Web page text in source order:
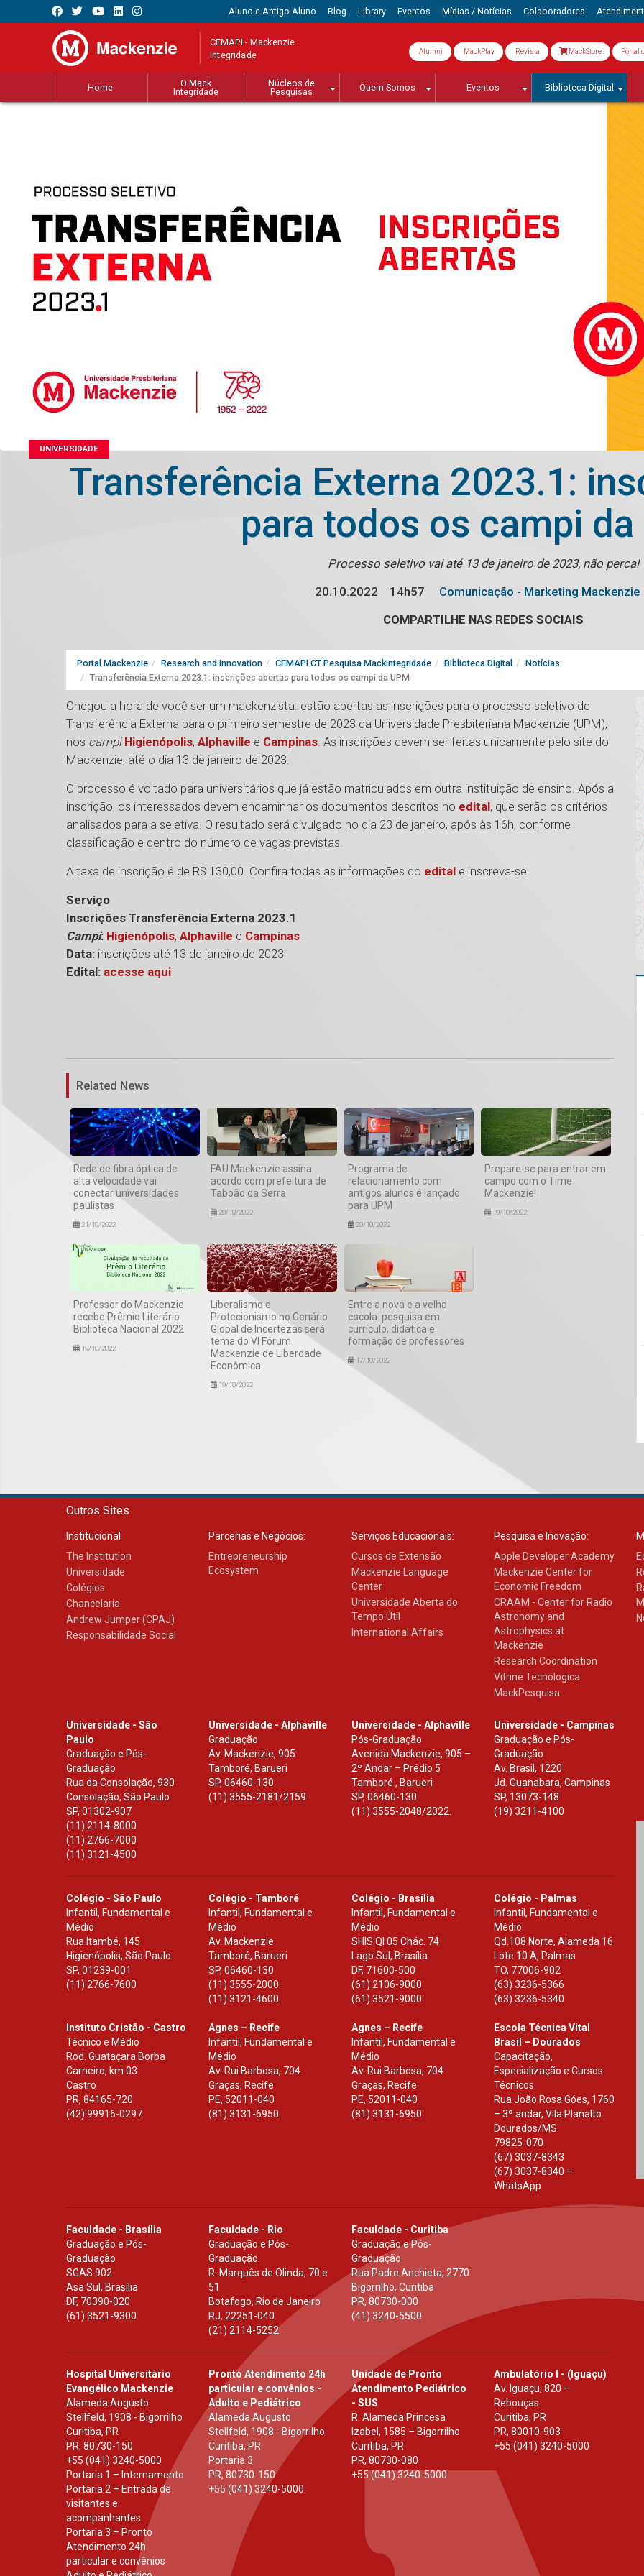
Aluno e Antigo Aluno Blog Library Eventos Mídias / Notícias Colaboradores
CEMAPI - Mackenzie
Integridade Alumni MackPlay Revista MackStore Portal
Home
O Mack
Integridade
Núcleos de
Pesquisas
Quem Somos Eventos Biblioteca Digital
UNIVERSIDADE
Transferência Externa 2023.1:
para todos os campi da
Processo seletivo vai até 13 de janeiro de 2023, não perca!
20.10.2022
14h57
Comunicação - Marketing Mackenzie
COMPARTILHE NAS REDES SOCIAIS
Portal Mackenzie Research and Innovation CEMAPI CT Pesquisa MackIntegridade Biblioteca Digital
Notícias
Transferência Externa 2023.1: inscrições abertas para todos os campi da UPM
Chegou a hora de você ser um mackenzista: estão abertas as inscrições para o processo seletivo de
Transferência Externa para o primeiro semestre de 2023 da Universidade Presbiteriana Mackenzie (UPM),
nos campi Higienópolis, Alphaville e Campinas. As inscrições devem ser feitas unicamente pelo site do
Mackenzie, até o dia 13 de janeiro de 2023.
O processo é voltado para universitários que já estão matriculados em outra instituição de ensino. Após a
inscrição, os interessados devem encaminhar os documentos descritos no edital, que serão os critérios
analisados para a seletiva. O resultado será divulgado no dia 23 de janeiro, após às 16h, conforme
classificação e dentro do número de vagas previstas.
A taxa de inscrição é de R$ 130,00. Confira todas as informações do edital e inscreva-se!
Serviço
Inscrições Transferência Externa 2023.1
Campi: Higienópolis, Alphaville e Campinas
Data: inscrições até 13 de janeiro de 2023
Edital: acesse aqui
Related News
Rede de fibra óptica de
alta velocidade vai
conectar universidades
paulistas
21/10/2022
FAU Mackenzie assina
acordo com prefeitura de
Taboão da Serra
20/10/2022
Programa de
relacionamento com
antigos alunos é lançado
para UPM
20/10/2022
Prepare-se para entrar em
campo com o Time
Mackenzie!
19/10/2022
Professor do Mackenzie
recebe Prêmio Literário
Biblioteca Nacional 2022
19/10/2022
Liberalismo e
Protecionismo no Cenário
Global de Incertezas será
tema do VI Fórum
Mackenzie de Liberdade
Econômica
19/10/2022
Entre a nova e a velha
escola: pesquisa em
currículo, didática e
formação de professores
17/10/2022
Outros Sites
Institucional
The Institution
Universidade
Colégios
Chancelaria
Andrew Jumper (CPAJ)
Responsabilidade Social
Parcerias e Negócios:
Entrepreneurship
Ecosystem
Serviços Educacionais:
Cursos de Extensão
Mackenzie Language
Center
Universidade Aberta do
Tempo Útil
International Affairs
Pesquisa e Inovação:
Apple Developer Academy
Mackenzie Center for
Economic Freedom
CRAAM - Center for Radio
Astronomy and
Astrophysics at
Mackenzie
Research Coordination
Vitrine Tecnologica
MackPesquisa
Universidade - São
Paulo
Graduação e Pós-
Graduação
Rua da Consolação, 930
Consolação, São Paulo
SP, 01302-907
(11) 2114-8000
(11) 2766-7000
(11) 3121-4500
Universidade - Alphaville
Graduação
Av. Mackenzie, 905
Tamboré, Barueri
SP,06460-130
(11) 3555-2181/2159
Universidade - Alphaville
Pós-Graduação
Avenida Mackenzie, 905 –
2º Andar – Prédio 5
Tamboré , Barueri
SP, 06460-130
(11) 3555-2048/2022.
Universidade - Campinas
Graduação e Pós-
Graduação
Av. Brasil, 1220
Jd. Guanabara, Campinas
SP, 13073-148
(19) 3211-4100
Colégio - São Paulo
Infantil, Fundamental e
Médio
Rua Itambé, 145
Higienópolis, São Paulo
SP, 01239-001
(11) 2766-7600
Colégio - Tamboré
Infantil, Fundamental e
Médio
Av. Mackenzie
Tamboré, Barueri
SP,06460-130
(11) 3555-2000
(11) 3121-4600
Colégio - Brasília
Infantil, Fundamental e
Médio
SHIS Ql 05 Chác. 74
Lago Sul, Brasília
DF, 71600-500
(61) 2106-9000
(61) 3521-9000
Colégio - Palmas
Infantil, Fundamental e
Médio
Qd.108 Norte, Alameda 16
Lote 10 A, Palmas
TO, 77006-902
(63) 3236-5366
(63) 3236-5340
Instituto Cristão - Castro
Técnico e Médio
Rod. Guataçara Borba
Carneiro, km 03
Castro
PR, 84165-720
(42) 99916-0297
Agnes – Recife
Infantil, Fundamental e
Médio
Av. Rui Barbosa, 704
Graças, Recife
PE, 52011-040
(81) 3131-6950
Agnes – Recife
Infantil, Fundamental e
Médio
Av. Rui Barbosa, 704
Graças, Recife
PE, 52011-040
(81) 3131-6950
Escola Técnica Vital
Brasil – Dourados
Capacitação,
Especialização e Cursos
Técnicos
Rua João Rosa Góes, 1760
– 3º andar, Vila Planalto
Dourados/MS
79825-070
(67) 3037-8343
(67) 3037-8340 –
WhatsApp
Faculdade - Brasília
Graduação e Pós-
Graduação
SGAS 902
Asa Sul, Brasília
DF, 70390-020
(61) 3521-9300
Faculdade - Rio
Graduação e Pós-
Graduação
R. Marquês de Olinda, 70 e
51
Botafogo, Rio de Janeiro
RJ,22251-040
(21) 2114-5252
Faculdade - Curitiba
Graduação e Pós-
Graduação
Rua Padre Anchieta, 2770
Bigorrilho, Curitiba
PR, 80730-000
(41) 3240-5500
Hospital Universitário
Evangélico Mackenzie
Alameda Augusto
Stellfeld, 1908 - Bigorrilho
Curitiba, PR
PR, 80730-150
+55 (041) 3240-5000
Portaria 1 – Internamento
Portaria 2 – Entrada de
visitantes e
acompanhantes
Portaria 3 – Pronto
Atendimento 24h
particular e convênios
Pronto Atendimento 24h
particular e convênios -
Adulto e Pediátrico
Alameda Augusto
Stellfeld, 1908 - Bigorrilho
Curitiba, PR
Portaria 3
PR,80730-150
+55 (041) 3240-5000
Unidade de Pronto
Atendimento Pediátrico
- SUS
R. Alameda Princesa
Izabel, 1585 – Bigorrilho
Curitiba, PR
PR, 80730-080
+55 (041) 3240-5000
Ambulatório I - (Iguaçu)
Av. Iguaçu, 820 –
Rebouças
Curitiba, PR
PR, 80010-903
+55 (041) 3240-5000